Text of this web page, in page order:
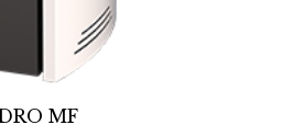
MF